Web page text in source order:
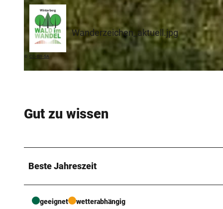
© keky |CC-BY-SA
CC-BY-SA
Wanderzeichen_aktuell.jpg
Gut zu wissen
Beste Jahreszeit
geeignet wetterabhängig